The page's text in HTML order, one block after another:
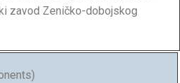
zavod Zeničko-dobojskog